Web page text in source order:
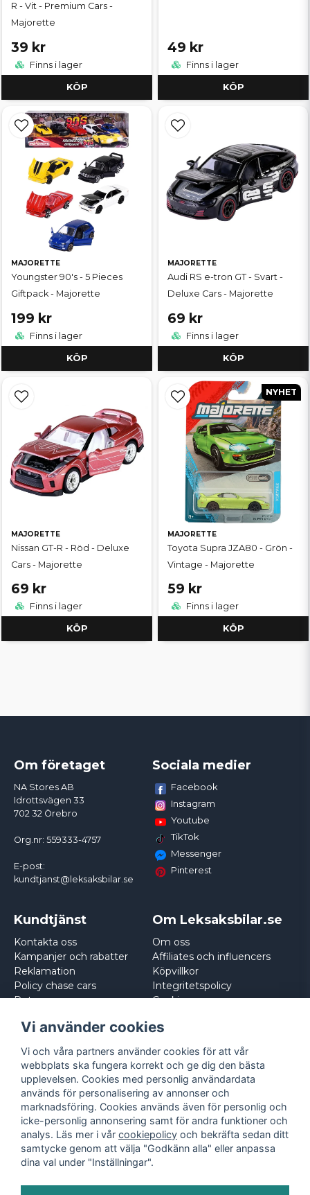
R - Vit - Premium Cars -
Majorette
39 kr
Finns i lager
KÖP
49 kr
Finns i lager
KÖP
MAJORETTE
Youngster 90's - 5 Pieces
Giftpack - Majorette
199 kr
Finns i lager
KÖP
MAJORETTE
Audi RS e-tron GT - Svart -
Deluxe Cars - Majorette
69 kr
Finns i lager
KÖP
MAJORETTE
Nissan GT-R - Röd - Deluxe
Cars - Majorette
69 kr
Finns i lager
KÖP
MAJORETTE
Toyota Supra JZA80 - Grön -
Vintage - Majorette
59 kr
Finns i lager
KÖP
NYHET
Om företaget
NA Stores AB
Idrottsvägen 33
702 32 Örebro
Org.nr: 559333-4757
E-post:
kundtjanst@leksaksbilar.se
Sociala medier
Facebook
Instagram
Youtube
TikTok
Messenger
Pinterest
Kundtjänst
Kontakta oss
Kampanjer och rabatter
Reklamation
Policy chase cars
Returnera
Om Leksaksbilar.se
Om oss
Affiliates och influencers
Köpvillkor
Integritetspolicy
Cookies
Vi använder cookies
Vi och våra partners använder cookies för att vår
webbplats ska fungera korrekt och ge dig den bästa
upplevelsen. Cookies med personlig användardata
används för personalisering av annonser och
marknadsföring. Cookies används även för personlig och
icke-personlig annonsering samt för andra funktioner och
analys. Läs mer i vår cookiepolicy och bekräfta sedan ditt
samtycke genom att välja "Godkänn alla" eller anpassa
dina val under "Inställningar".